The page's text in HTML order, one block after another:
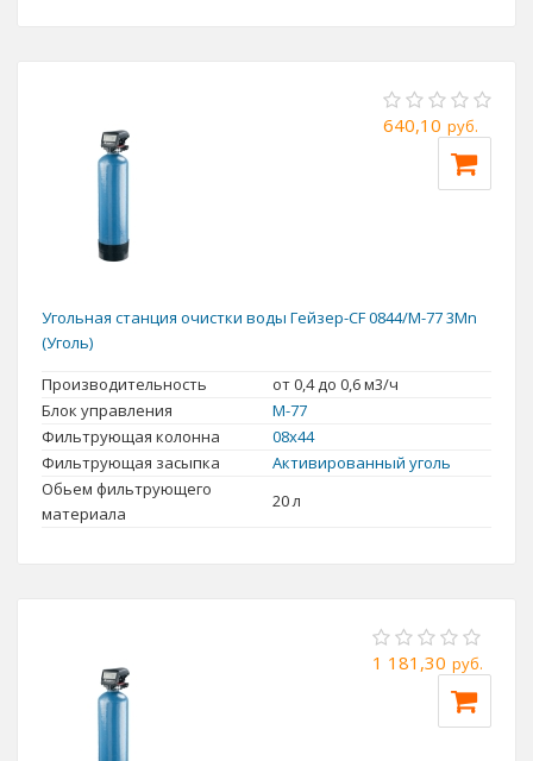
640,10 руб.
Угольная станция очистки воды Гейзер-CF 0844/M-77 3Mn
(Уголь)
Производительность
от 0,4 до 0,6 м3/ч
Блок управления
M-77
Фильтрующая колонна
08x44
Фильтрующая засыпка
Активированный уголь
Обьем фильтрующего
материала
20 л
1 181,30 руб.